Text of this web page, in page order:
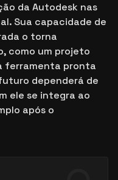
da Autodesk nas
Sua capacidade de
o torna
como um projeto
ferramenta pronta
dependerá de
ele se integra ao
após o